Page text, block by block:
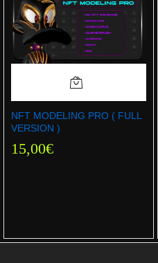
NFT MODELING PRO ( FULL
VERSION )
15,00€